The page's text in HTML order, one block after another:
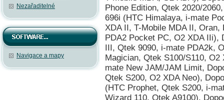
Nezařaditelné
Navigace a mapy